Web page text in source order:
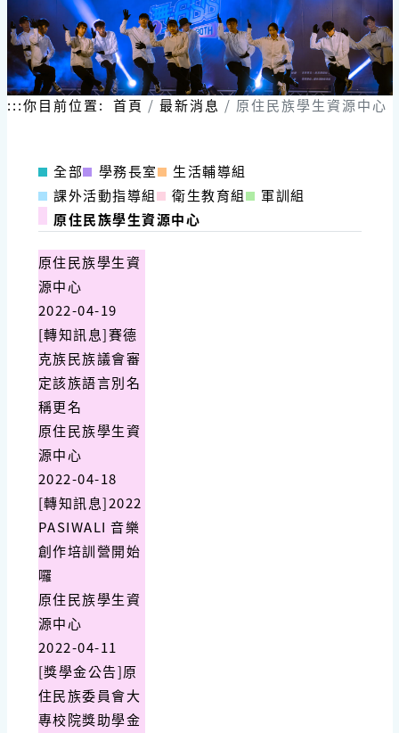
:::你目前位置: 首頁 最新消息 原住民族學生資源中心
全部 學務長室
生活輔導組
課外活動指導組
衛生教育組
軍訓組
原住民族學生資源中心
原住民族學生資
源中心
2022-04-19
[轉知訊息]賽德
克族民族議會審
定該族語言別名
稱更名
原住民族學生資
源中心
2022-04-18
[轉知訊息]2022
PASIWALI 音樂
創作培訓營開始
囉
原住民族學生資
源中心
2022-04-11
[獎學金公告]原
住民族委員會大
專校院獎助學金